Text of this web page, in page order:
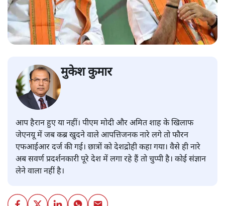
मुकेश कुमार
आप हैरान हुए या नहीं। पीएम मोदी और अमित शाह के खिलाफ
जेएनयू में जब कब्र खुदने वाले आपत्तिजनक नारे लगे तो फौरन
एफआईआर दर्ज की गई। छात्रों को देशद्रोही कहा गया। वैसे ही नारे
अब सवर्ण प्रदर्शनकारी पूरे देश में लगा रहे हैं तो चुप्पी है। कोई संज्ञान
लेने वाला नहीं है।